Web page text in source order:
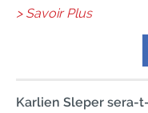
> Savoir Plus
Karlien Sleper sera-